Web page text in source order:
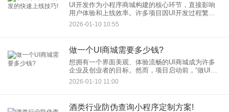
UI开发作为小程序商城构建的核心环节，直接影响
用户体验和上线效率。许多项目因UI开发过程繁琐
而延迟上线，本文将分享一些实用技巧，帮助您优
化UI开发流程，实现快速上线，同时提升小程序商
2026-01-10 10:55
做一个UI商城需要多少钱?
想拥有一个界面美观、体验流畅的UI商城成为许多
企业及创业者的目标。然而，项目启动前，“做UI商
城要多少钱”往往是大家首要关心的问题。本文将系
统性地分析影响UI商城开发成本的关键因素，为您
2026-01-10 11:00
酒类行业防伪查询小程序定制方案!